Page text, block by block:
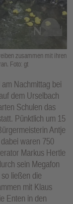
zusammen mit ihren
Foto: gt
Nachmittag bei
dem Urselbach
Schulen das
Pünktlich um 15
Antje
waren 750
Markus Hertle
sein Megafon
ließen die
mit Klaus
Enten in den